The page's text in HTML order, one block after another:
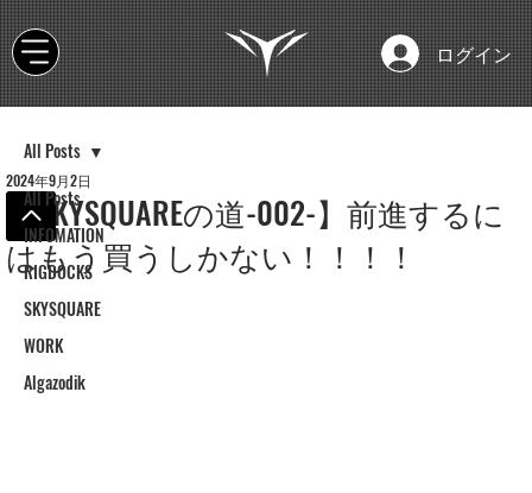
ログイン
All Posts
INFOMATION
RIGDOCKS
SKYSQUARE
WORK
Algazodik
All Posts
【SKYSQUAREの道-002-】前進するに
はもう買うしかない！！！！
2024年9月2日